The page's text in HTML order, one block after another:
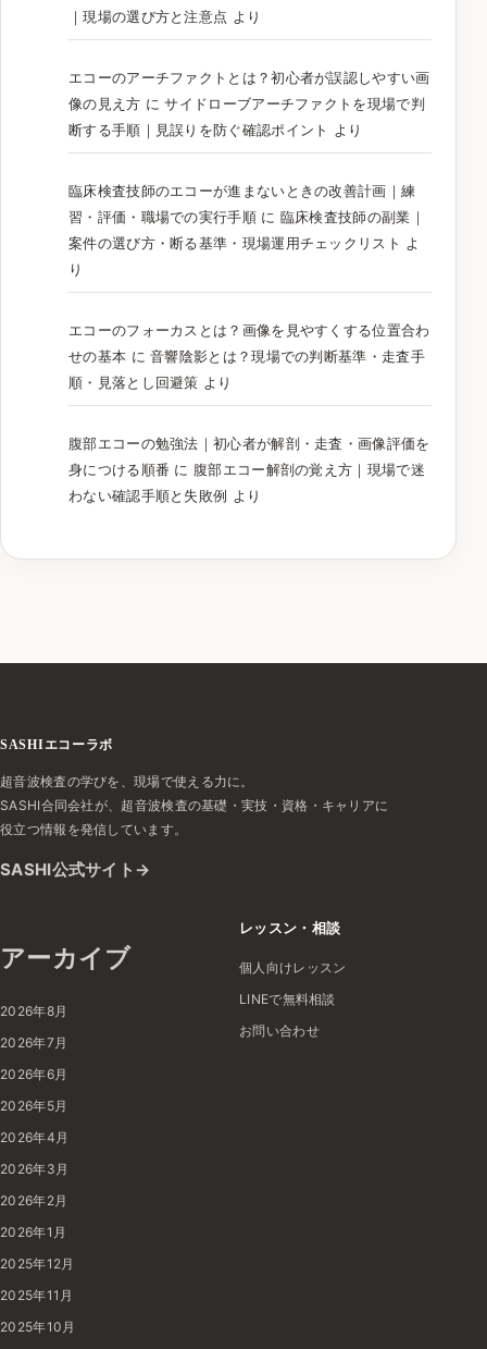
｜現場の選び方と注意点 より
エコーのアーチファクトとは？初心者が誤認しやすい画
像の見え方 にサイドローブアーチファクトを現場で判
断する手順｜見誤りを防ぐ確認ポイント
より
臨床検査技師のエコーが進まないときの改善計画｜練
習・評価・職場での実行手順に 臨床検査技師の副業｜
案件の選び方・断る基準・現場運用チェックリスト よ
り
エコーのフォーカスとは？画像を見やすくする位置合わ
せの基本 に音響陰影とは？現場での判断基準・走査手
順・見落とし回避策 より
腹部エコーの勉強法｜初心者が解剖・走査・画像評価を
身につける順番 に 腹部エコー解剖の覚え方｜現場で迷
わない確認手順と失敗例 より
SASHIエコーラボ
超音波検査の学びを、現場で使える力に。
SASHI合同会社が、超音波検査の基礎・実技・資格・キャリアに
役立つ情報を発信しています。
SASHI公式サイト
アーカイブ
2026年8月
2026年7月
2026年6月
2026年5月
2026年4月
2026年3月
2026年2月
2026年1月
2025年12月
2025年11月
2025年10月
レッスン・相談
個人向けレッスン
LINEで無料相談
お問い合わせ